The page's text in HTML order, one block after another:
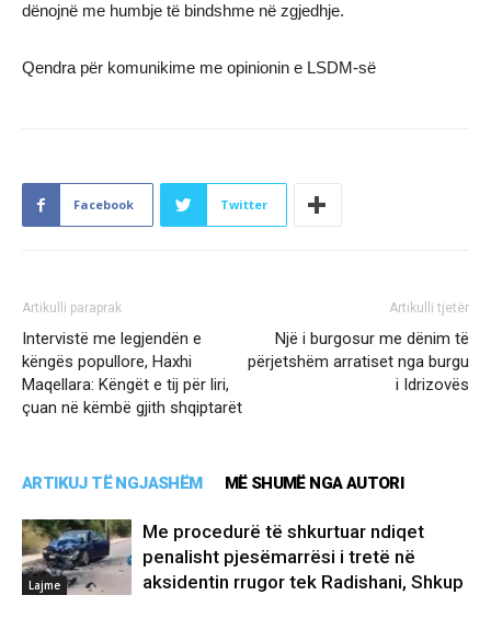
dënojnë me humbje të bindshme në zgjedhje.
Qendra për komunikime me opinionin e LSDM-së
Facebook Twitter
Artikulli paraprak
Intervistë me legjendën e
këngës popullore, Haxhi
Maqellara: Këngët e tij për liri,
çuan në këmbë gjith shqiptarët
Artikulli tjetër
Një i burgosur me dënim të
përjetshëm arratiset nga burgu
i Idrizovës
ARTIKUJ TË NGJASHËM MË SHUMË NGA AUTORI
Lajme
Me procedurë të shkurtuar ndiqet
penalisht pjesëmarrësi i tretë në
aksidentin rrugor tek Radishani, Shkup